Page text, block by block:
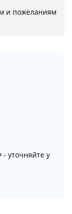
и пожеланиям
- уточняйте у